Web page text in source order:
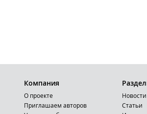
Компания
О проекте
Приглашаем авторов
Новости
Статьи